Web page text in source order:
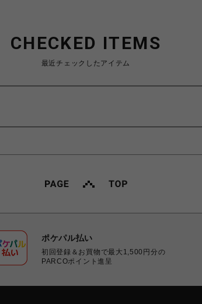
CHECKED ITEMS
最近チェックしたアイテム
ポケパル払い
初回登録＆お買物で最大1,500円分の
PARCOポイント進呈